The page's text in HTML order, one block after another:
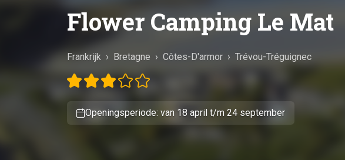
Flower Camping Le Mat
Frankrijk › Bretagne › Côtes-D'armor › Trévou-Tréguignec
Openingsperiode: van 18 april t/m 24 september